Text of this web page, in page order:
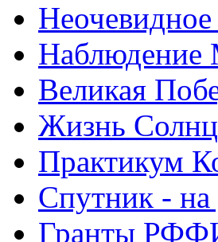
Неочевидное
Великая
Жизнь
Практикум
Спутник - на
Гранты